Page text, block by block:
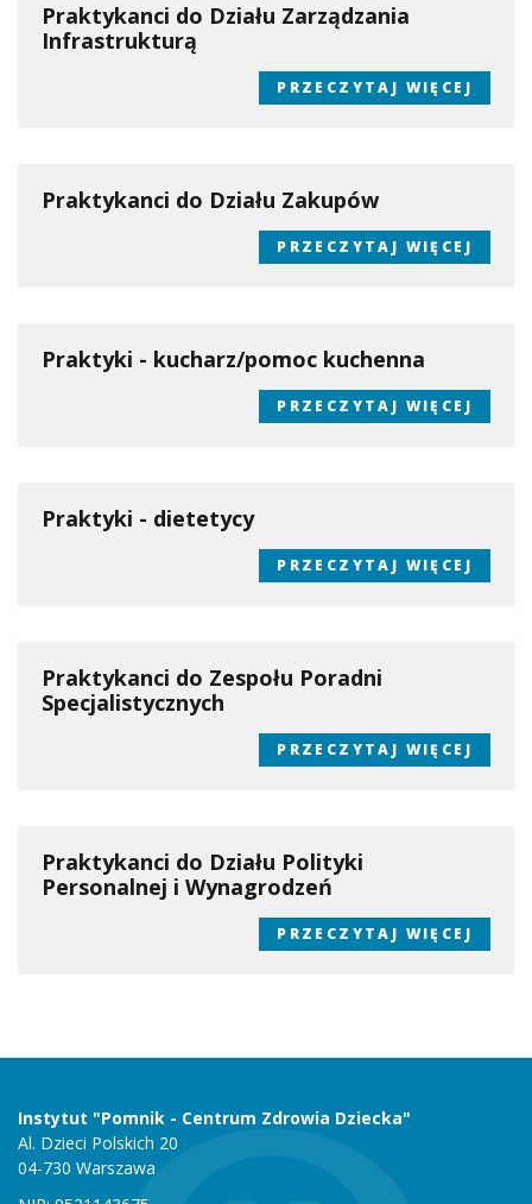
Praktykanci do Działu Zarządzania
Infrastrukturą
PRZECZYTAJ WIĘCEJ
Praktykanci do Działu Zakupów
PRZECZYTAJ WIĘCEJ
Praktyki - kucharz/pomoc kuchenna
PRZECZYTAJ WIĘCEJ
Praktyki - dietetycy
PRZECZYTAJ WIĘCEJ
Praktykanci do Zespołu Poradni
Specjalistycznych
PRZECZYTAJ WIĘCEJ
Praktykanci do Działu Polityki
Personalnej i Wynagrodzeń
PRZECZYTAJ WIĘCEJ
Instytut "Pomnik - Centrum Zdrowia Dziecka"
Al. Dzieci Polskich 20
04-730 Warszawa